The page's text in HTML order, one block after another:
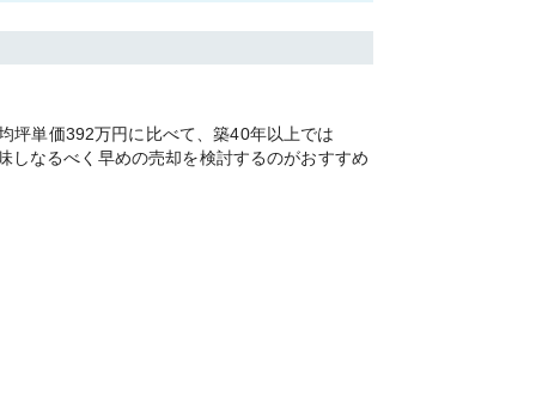
坪単価392万円に比べて、築40年以上では
なるべく早めの売却を検討するのがおすすめ